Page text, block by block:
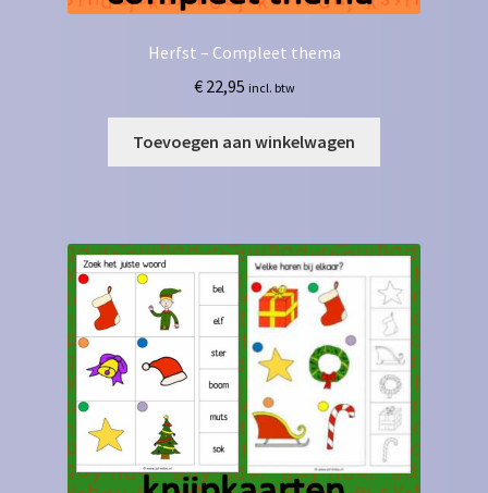
Herfst – Compleet thema
€22,95 incl. btw
Toevoegen aan winkelwagen